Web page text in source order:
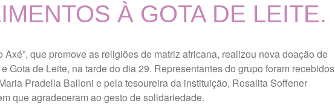
À GOTA DE LEITE.
Axé”, que promove as religiões de matriz africana, realizou nova doação de
Gota de Leite, na tarde do dia 29. Representantes do grupo foram recebidos
Pradella Balloni e pela tesoureira da instituição, Rosalita Soffener
que agradeceram ao gesto de solidariedade.